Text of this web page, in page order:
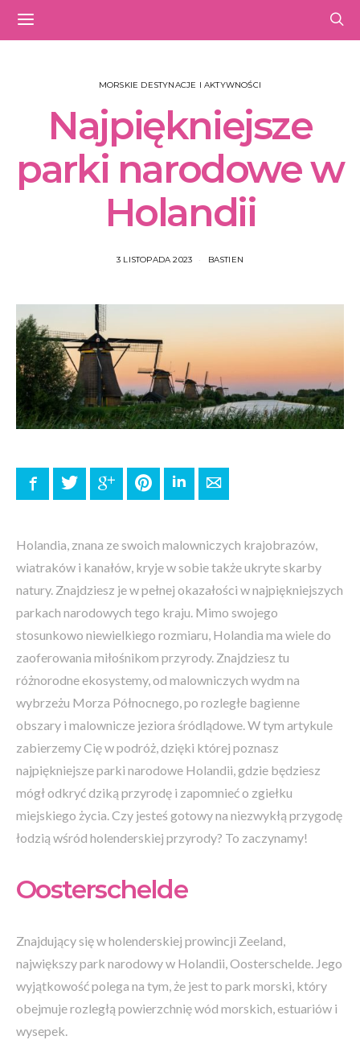
MORSKIE DESTYNACJE I AKTYWNOŚCI
Najpiękniejsze
parki narodowe w
Holandii
3 LISTOPADA 2023 BASTIEN
FacebookTwitter Google+ PinterestLinkedInE-mail
Holandia, znana ze swoich malowniczych krajobrazów,
wiatraków i kanałów, kryje w sobie także ukryte skarby
natury. Znajdziesz je w pełnej okazałości w najpiękniejszych
parkach narodowych tego kraju. Mimo swojego
stosunkowo niewielkiego rozmiaru, Holandia ma wiele do
zaoferowania miłośnikom przyrody. Znajdziesz tu
różnorodne ekosystemy, od malowniczych wydm na
wybrzeżu Morza Północnego, po rozległe bagienne
obszary i malownicze jeziora śródlądowe. W tym artykule
zabierzemy Cię w podróż, dzięki której poznasz
najpiękniejsze parki narodowe Holandii, gdzie będziesz
mógł odkryć dziką przyrodę i zapomnieć o zgiełku
miejskiego życia. Czy jesteś gotowy na niezwykłą przygodę
łodzią wśród holenderskiej przyrody? To zaczynamy!
Oosterschelde
Znajdujący się w holenderskiej prowincji Zeeland,
największy park narodowy w Holandii, Oosterschelde. Jego
wyjątkowość polega na tym, że jest to park morski, który
obejmuje rozległą powierzchnię wód morskich, estuariów i
wysepek.